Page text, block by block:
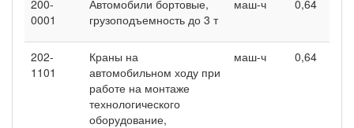
200-
0001
Автомобили бортовые,
грузоподъемность до 3 т
маш-ч 0,64
202-
1101
Краны на
автомобильном ходу при
работе на монтаже
технологического
оборудование,
маш-ч 0,64